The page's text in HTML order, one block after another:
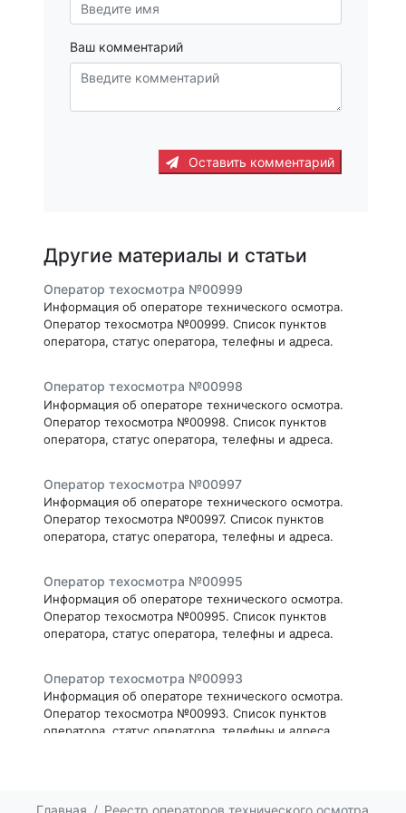
Ваш комментарий
Оставить комментарий
Другие материалы и статьи
Оператор техосмотра №00999
Информация об операторе технического осмотра.
Оператор техосмотра №00999. Список пунктов
оператора, статус оператора, телефны и адреса.
Оператор техосмотра №00998
Информация об операторе технического осмотра.
Оператор техосмотра №00998. Список пунктов
оператора, статус оператора, телефны и адреса.
Оператор техосмотра №00997
Информация об операторе технического осмотра.
Оператор техосмотра №00997. Список пунктов
оператора, статус оператора, телефны и адреса.
Оператор техосмотра №00995
Информация об операторе технического осмотра.
Оператор техосмотра №00995. Список пунктов
оператора, статус оператора, телефны и адреса.
Оператор техосмотра №00993
Информация об операторе технического осмотра.
Оператор техосмотра №00993. Список пунктов
оператора, статус оператора, телефны и адреса.
Главная
Реестр операторов технического осмотра